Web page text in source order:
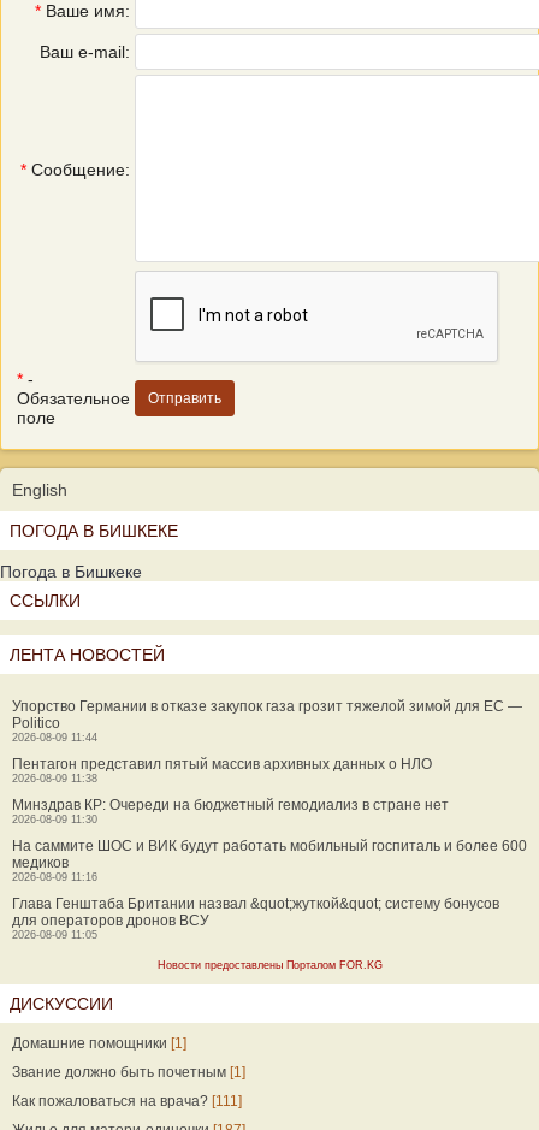
* Ваше имя:
Ваш e-mail:
* Сообщение:
* -
Обязательное
поле
English
ПОГОДА В БИШКЕКЕ
Погода в Бишкеке
ССЫЛКИ
ЛЕНТА НОВОСТЕЙ
Упорство Германии в отказе закупок газа грозит тяжелой зимой для ЕС —
Politico
2026-08-09 11:44
Пентагон представил пятый массив архивных данных о НЛО
2026-08-09 11:38
Минздрав КР: Очереди на бюджетный гемодиализ в стране нет
2026-08-09 11:30
На саммите ШОС и ВИК будут работать мобильный госпиталь и более 600
медиков
2026-08-09 11:16
Глава Генштаба Британии назвал &quot;жуткой&quot; систему бонусов
для операторов дронов ВСУ
2026-08-09 11:05
Новости предоставлены Порталом FOR.KG
ДИСКУССИИ
Домашние помощники [1]
Звание должно быть почетным [1]
Как пожаловаться на врача? [111]